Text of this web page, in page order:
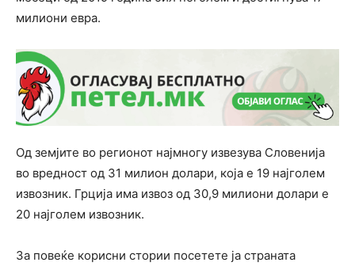
милиони евра.
Од земјите во регионот најмногу извезува Словенија
во вредност од 31 милион долари, која е 19 најголем
извозник. Грција има извоз од 30,9 милиони долари е
20 најголем извозник.
За повеќе корисни стории посетете ја страната